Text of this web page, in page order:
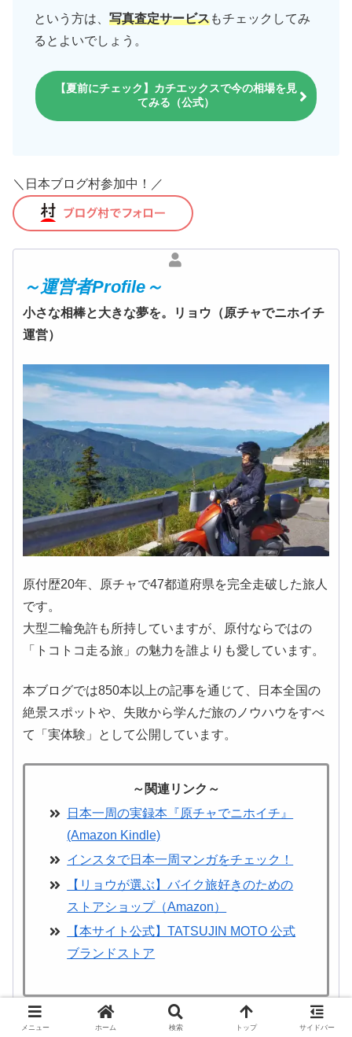
という方は、 写真査定サービスもチェックしてみ
るとよいでしょう。
【夏前にチェック】カチエックスで今の相場を見
てみる（公式）
＼日本ブログ村参加中！／
～運営者Profile～
小さな相棒と大きな夢を。リョウ（原チャでニホイチ
運営）
原付歴20年、原チャで47都道府県を完全走破した旅人
です。
大型二輪免許も所持していますが、原付ならではの
「トコトコ走る旅」の魅力を誰よりも愛しています。
本ブログでは850本以上の記事を通じて、日本全国の
絶景スポットや、失敗から学んだ旅のノウハウをすべ
て「実体験」として公開しています。
～関連リンク～
日本一周の実録本『原チャでニホイチ』
(Amazon Kindle)
インスタで日本一周マンガをチェック！
【リョウが選ぶ】バイク旅好きのための
ストアショップ（Amazon）
【本サイト公式】TATSUJIN MOTO 公式
ブランドストア
メニュー ホーム 検索 トップ サイドバー